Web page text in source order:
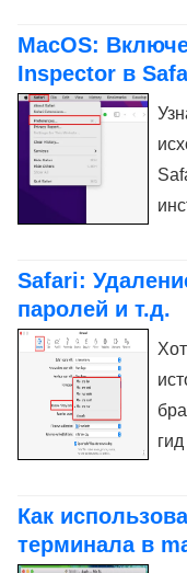
MacOS:
Inspector в
Safari:
паролей и т.д.
Как
терминала в